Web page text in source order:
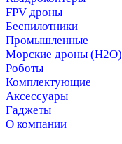
FPV дроны
Беспилотники
Промышленные
Морские дроны (H2O)
Роботы
Комплектующие
Аксессуары
Гаджеты
О компании